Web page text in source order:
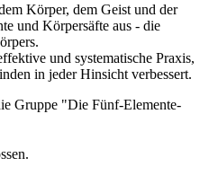
Körper, dem Geist und der
und Körpersäfte aus - die
und systematische Praxis,
in jeder Hinsicht verbessert.
Gruppe "Die Fünf-Elemente-